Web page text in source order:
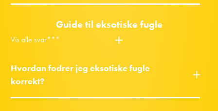
Guide til eksotiske fugle
Vis alle svar***
Hvordan fodrer jeg eksotiske fugle
korrekt?